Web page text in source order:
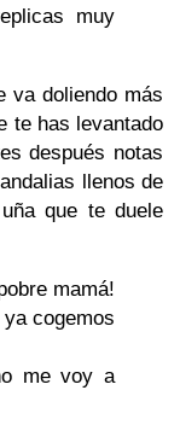
muy
va doliendo más
te has levantado
después notas
llenos de
que te duele
mamá!
cogemos
me voy a